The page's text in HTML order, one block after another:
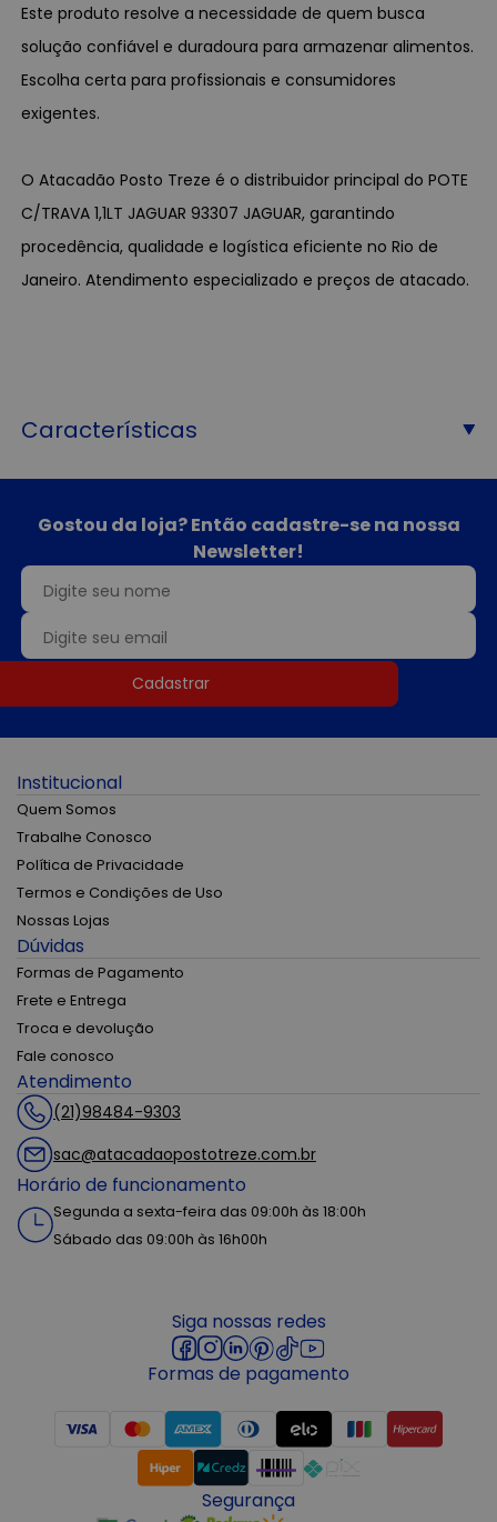
Este produto resolve a necessidade de quem busca
solução confiável e duradoura para armazenar alimentos.
Escolha certa para profissionais e consumidores
exigentes.
O Atacadão Posto Treze é o distribuidor principal do POTE
C/TRAVA 1,1LT JAGUAR 93307 JAGUAR, garantindo
procedência, qualidade e logística eficiente no Rio de
Janeiro. Atendimento especializado e preços de atacado.
Características
Gostou da loja? Então cadastre-se na nossa
Newsletter!
Cadastrar
Institucional
Quem Somos
Trabalhe Conosco
Política de Privacidade
Termos e Condições de Uso
Nossas Lojas
Dúvidas
Formas de Pagamento
Frete e Entrega
Troca e devolução
Fale conosco
Atendimento
(21)98484-9303
sac@atacadaopostotreze.com.br
Horário de funcionamento
Segunda a sexta-feira das 09:00h às 18:00h
Sábado das 09:00h às 16h00h
Siga nossas redes
Formas de pagamento
Segurança